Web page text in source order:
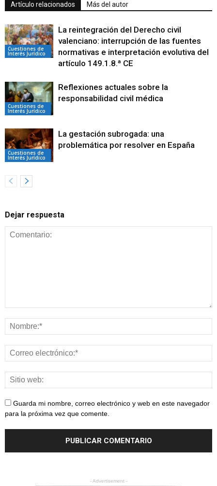
Artículo relacionados Más del autor
Cuestiones de
Interés Jurídico
La reintegración del Derecho civil
valenciano: interrupción de las fuentes
normativas e interpretación evolutiva del
artículo 149.1.8.ª CE
Cuestiones de
Interés Jurídico
Reflexiones actuales sobre la
responsabilidad civil médica
Cuestiones de
Interés Jurídico
La gestación subrogada: una
problemática por resolver en España
Dejar respuesta
Guarda mi nombre, correo electrónico y web en este navegador
para la próxima vez que comente.
- Advertisement -